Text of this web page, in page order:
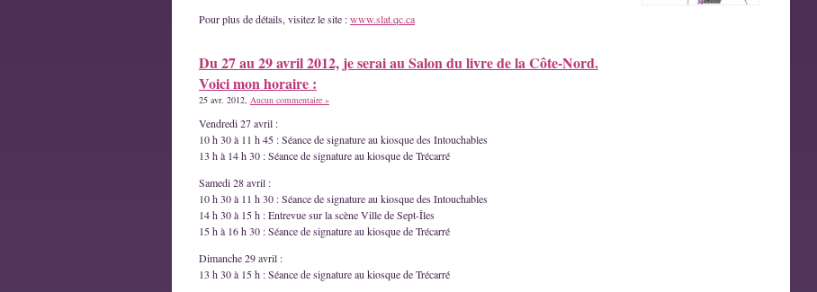
Pour plus de détails, visitez le site :www.slat.qc.ca
Du 27 au 29 avril 2012, je serai au Salon du livre de la Côte-Nord.
Voici mon horaire :
25 avr. 2012, Aucun commentaire »
Vendredi 27 avril :
10 h 30 à 11 h 45 : Séance de signature au kiosque des Intouchables
13 h à 14 h 30 : Séance de signature au kiosque de Trécarré
Samedi 28 avril :
10 h 30 à 11 h 30 : Séance de signature au kiosque des Intouchables
14 h 30 à 15 h : Entrevue sur la scène Ville de Sept-Îles
15 h à 16 h 30 : Séance de signature au kiosque de Trécarré
Dimanche 29 avril :
13 h 30 à 15 h : Séance de signature au kiosque de Trécarré